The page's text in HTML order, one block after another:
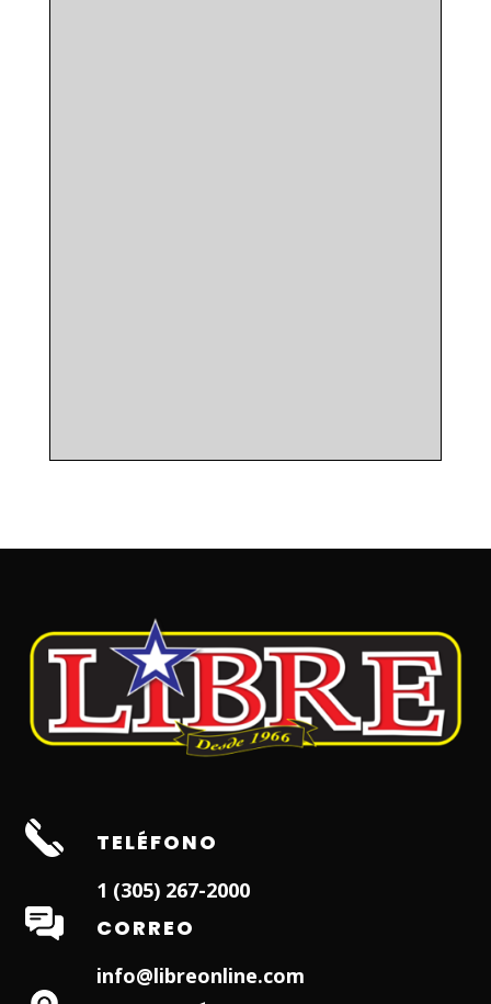
TELÉFONO
1 (305) 267-2000
CORREO
info@libreonline.com